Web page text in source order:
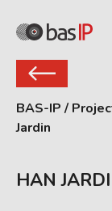
BAS-IP /
Jardin
HAN